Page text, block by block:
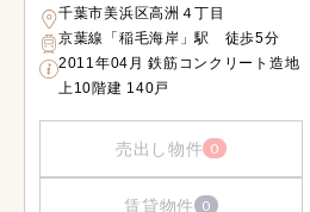
千葉市美浜区高洲４丁目
京葉線「稲毛海岸」駅 徒歩5分
2011年04月 鉄筋コンクリート造地
上10階建 140戸
売出し物件 0
賃貸物件 0